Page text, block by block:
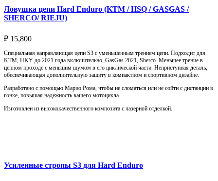
Ловушка цепи Hard Enduro (KTM / HSQ / GASGAS /
SHERCO/ RIEJU)
₽ 15,800
Специальная направляющая цепи S3 с уменьшенным трением цепи. Подходит для
KTM, HKY до 2021 года включительно, GasGas 2021, Sherco. Меньшее трение в
цепном проходе с меньшим шумом в его циклической части. Неприступная деталь,
обеспечивающая дополнительную защиту в компактном и спортивном дизайне.
Разработано с помощью Марио Рома, чтобы не сломаться или не сойти с дистанции в
гонке, повышая надежность вашего мотоцикла.
Изготовлен из высококачественного композита с лазерной отделкой.
Усиленные стропы S3 для Hard Enduro